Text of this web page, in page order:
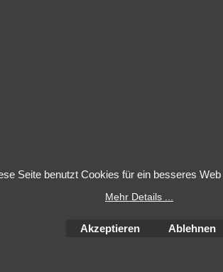
Seite benutzt Cookies für ein besseres
Mehr Details ...
Akzeptieren Ablehnen